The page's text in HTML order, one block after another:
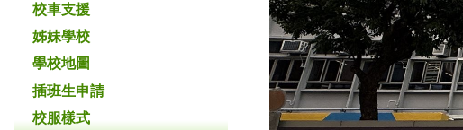
校車支援
姊妹學校
學校地圖
插班生申請
校服樣式